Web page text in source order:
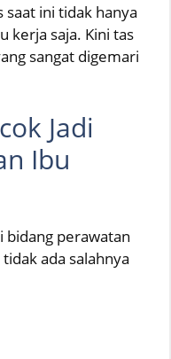
ini tidak hanya
kerja saja. Kini tas
sangat digemari
Jadi
Ibu
bidang perawatan
ada salahnya